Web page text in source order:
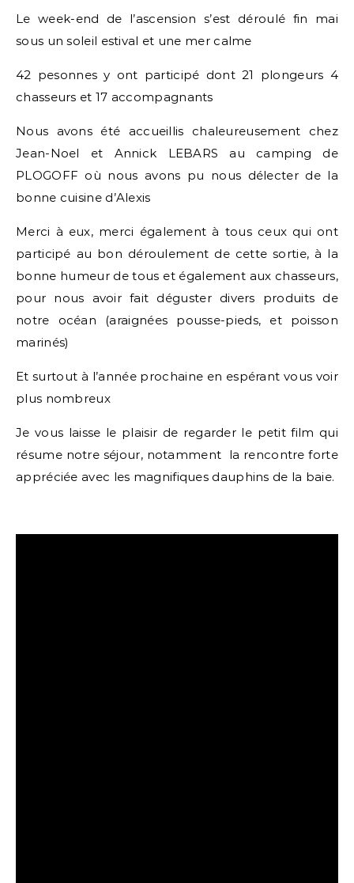
Le week-end de l’ascension s’est déroulé fin mai
sous un soleil estival et une mer calme
42 pesonnes y ont participé dont 21 plongeurs 4
chasseurs et 17 accompagnants
Nous avons été accueillis chaleureusement chez
Jean-Noel et Annick LEBARS au camping de
PLOGOFF où nous avons pu nous délecter de la
bonne cuisine d’Alexis
Merci à eux, merci également à tous ceux qui ont
participé au bon déroulement de cette sortie, à la
bonne humeur de tous et également aux chasseurs,
pour nous avoir fait déguster divers produits de
notre océan (araignées pousse-pieds, et poisson
marinés)
Et surtout à l’année prochaine en espérant vous voir
plus nombreux
Je vous laisse le plaisir de regarder le petit film qui
résume notre séjour, notamment la rencontre forte
appréciée avec les magnifiques dauphins de la baie.